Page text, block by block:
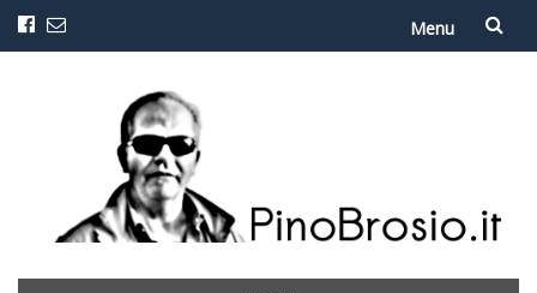
Menu
contenuto